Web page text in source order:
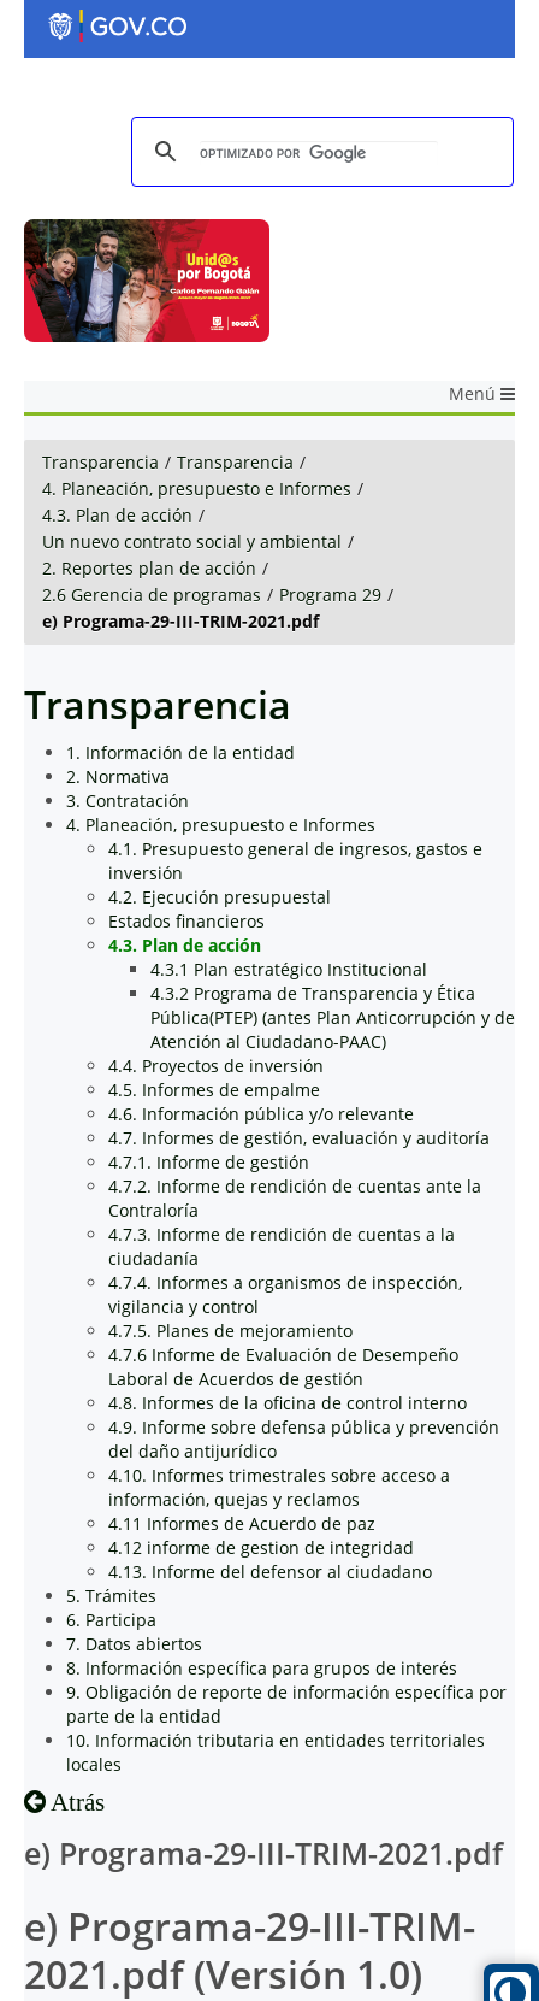
Menú
Transparencia / Transparencia /
4. Planeación, presupuesto e Informes /
4.3. Plan de acción /
Un nuevo contrato social y ambiental /
2. Reportes plan de acción /
2.6 Gerencia de programas / Programa 29 /
e) Programa-29-III-TRIM-2021.pdf
Transparencia
1. Información de la entidad
2. Normativa
3. Contratación
4. Planeación, presupuesto e Informes
4.1. Presupuesto general de ingresos, gastos e
inversión
4.2. Ejecución presupuestal
Estados financieros
4.3. Plan de acción
4.3.1 Plan estratégico Institucional
4.3.2 Programa de Transparencia y Ética
Pública(PTEP) (antes Plan Anticorrupción y de
Atención al Ciudadano-PAAC)
4.4. Proyectos de inversión
4.5. Informes de empalme
4.6. Información pública y/o relevante
4.7. Informes de gestión, evaluación y auditoría
4.7.1. Informe de gestión
4.7.2. Informe de rendición de cuentas ante la
Contraloría
4.7.3. Informe de rendición de cuentas a la
ciudadanía
4.7.4. Informes a organismos de inspección,
vigilancia y control
4.7.5. Planes de mejoramiento
4.7.6 Informe de Evaluación de Desempeño
Laboral de Acuerdos de gestión
4.8. Informes de la oficina de control interno
4.9. Informe sobre defensa pública y prevención
del daño antijurídico
4.10. Informes trimestrales sobre acceso a
información, quejas y reclamos
4.11 Informes de Acuerdo de paz
4.12 informe de gestion de integridad
4.13. Informe del defensor al ciudadano
5. Trámites
6. Participa
7. Datos abiertos
8. Información específica para grupos de interés
9. Obligación de reporte de información específica por
parte de la entidad
10. Información tributaria en entidades territoriales
locales
Atrás
e) Programa-29-III-TRIM-2021.pdf
e) Programa-29-III-TRIM-
2021.pdf (Versión 1.0)